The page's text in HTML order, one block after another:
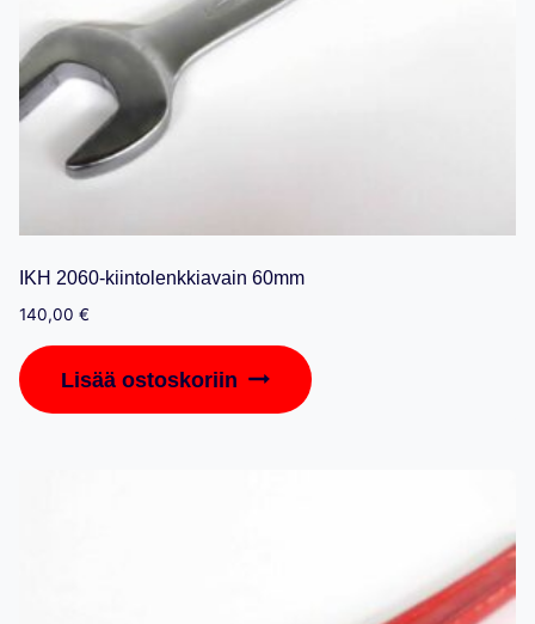
IKH 2060-kiintolenkkiavain 60mm
140,00 €
Lisää ostoskoriin